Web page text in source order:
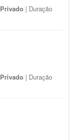
Privado | Duração
Privado | Duração